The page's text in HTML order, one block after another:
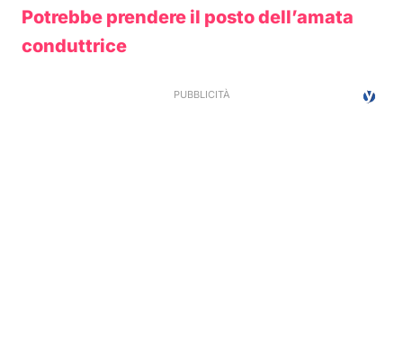
Potrebbe prendere il posto dell’amata
conduttrice